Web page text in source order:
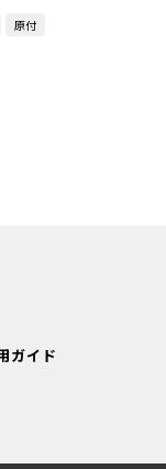
原付
ガイド